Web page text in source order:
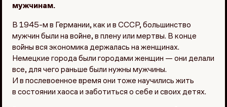
мужчинам.
В 1945-м в Германии, как и в СССР, большинство
мужчин были на войне, в плену или мертвы. В конце
войны вся экономика держалась на женщинах.
Немецкие города были городами женщин — они делали
все, для чего раньше были нужны мужчины.
И в послевоенное время они тоже научились жить
в состоянии хаоса и заботиться о себе и своих детях.